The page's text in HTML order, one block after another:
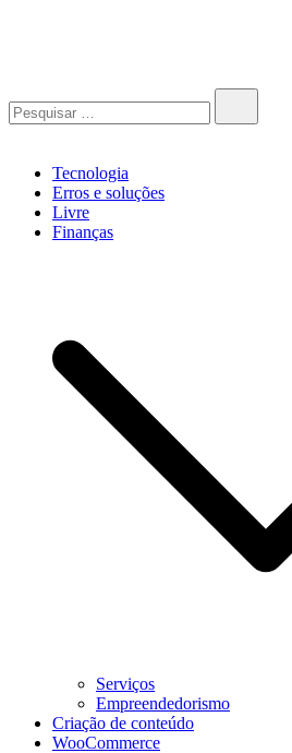
Tecnologia
Erros e soluções
Livre
Finanças
Serviços
Empreendedorismo
Criação de conteúdo
WooCommerce